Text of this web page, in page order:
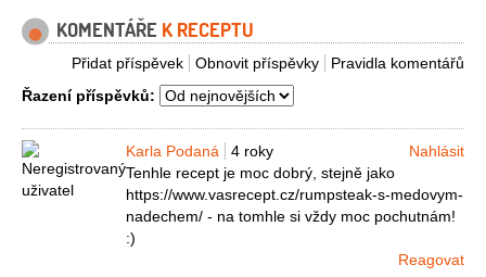
KOMENTÁŘE K RECEPTU
Pravidla komentářů
Obnovit příspěvky
Přidat příspěvek
Řazení příspěvků:
Karla Podaná 4 roky
Nahlásit
Tenhle recept je moc dobrý, stejně jako
https://www.vasrecept.cz/rumpsteak-s-medovym-
nadechem/ - na tomhle si vždy moc pochutnám!
:)
Reagovat